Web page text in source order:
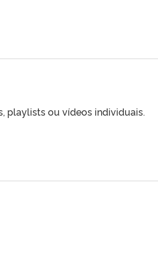
playlists ou vídeos individuais.